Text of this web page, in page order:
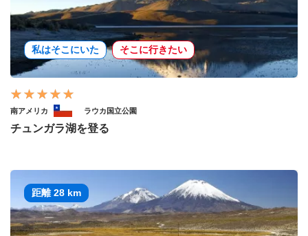
私はそこにいた そこに行きたい
南アメリカ ラウカ国立公園
チュンガラ湖を登る
距離 28 km